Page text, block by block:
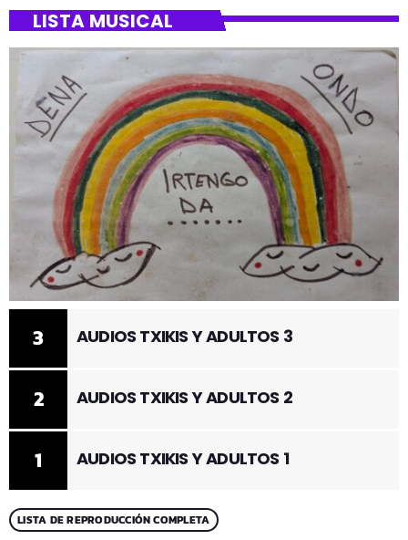
LISTA MUSICAL
1 AUDIOS TXIKIS Y ADULTOS 1
2 AUDIOS TXIKIS Y ADULTOS 2
3 AUDIOS TXIKIS Y ADULTOS 3
LISTA DE REPRODUCCIÓN COMPLETA